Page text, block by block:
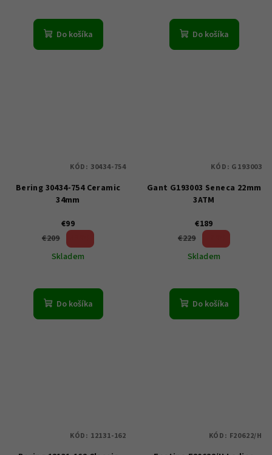
Do košíka Do košíka
Bering 30434-754 Ceramic
34mm
€99
€209
Skladem
Do košíka
KÓD: 30434-754
Gant G193003 Seneca 22mm
3ATM
€189
€229
Skladem
Do košíka
KÓD: G193003
KÓD: 12131-162 KÓD: F20622/H